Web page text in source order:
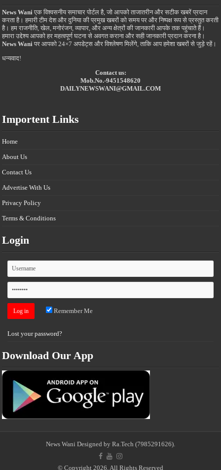
News Wani एक विश्वसनीय समाचार पोर्टल है, जो आपको ताजातरीन और सटीक खबरें प्रदान
करता है। हमारी टीम देश और दुनिया की प्रमुख खबरों को समय पर और निष्पक्ष रूप से प्रस्तुत करती
है। हम राजनीति, खेल, मनोरंजन, व्यापार, और अन्य क्षेत्रों की जानकारी आपके तक पहुंचाते हैं।
हमारा उद्देश्य आपको हर महत्वपूर्ण घटना से अवगत कराना और सही जानकारी प्रदान करना है।
News Wani पर आपको 24×7 अपडेट्स और विश्लेषण मिलेंगे, ताकि आप हमेशा खबरों से जुड़े रहें।
धन्यवाद!
Contact us:
Mob.No.-9451548620
DAILYNEWSWANI@GMAIL.COM
Importent Links
Home
About Us
Contact Us
Advertise With Us
Privacy Policy
Terms & Conditions
Login
Remember Me
Lost your password?
Download Our App
News Wani Designed by Ra.Tech (7985291626)
© Copyright 2026, All Rights Reserved